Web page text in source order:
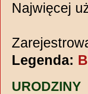
Najwięcej
Legenda:
URODZINY